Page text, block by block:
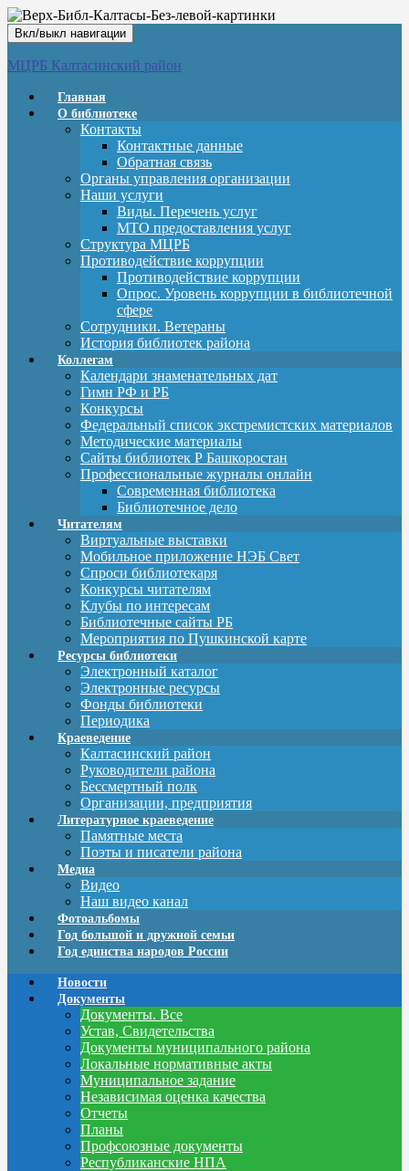
Вкл/выкл навигации
МЦРБ Калтасинский район
Главная
О библиотеке
Контакты
Контактные данные
Обратная связь
Органы управления организации
Наши услуги
Виды. Перечень услуг
МТО предоставления услуг
Структура МЦРБ
Противодействие коррупции
Противодействие коррупции
Опрос. Уровень коррупции в библиотечной
сфере
Сотрудники. Ветераны
История библиотек района
Коллегам
Календари знаменательных дат
Гимн РФ и РБ
Конкурсы
Федеральный список экстремистских материалов
Методические материалы
Сайты библиотек Р Башкоростан
Профессиональные журналы онлайн
Современная библиотека
Библиотечное дело
Читателям
Виртуальные выставки
Мобильное приложение НЭБ Свет
Спроси библиотекаря
Конкурсы читателям
Клубы по интересам
Библиотечные сайты РБ
Мероприятия по Пушкинской карте
Ресурсы библиотеки
Электронный каталог
Электронные ресурсы
Фонды библиотеки
Периодика
Краеведение
Калтасинский район
Руководители района
Бессмертный полк
Организации, предприятия
Литературное краеведение
Памятные места
Поэты и писатели района
Медиа
Видео
Наш видео канал
Фотоальбомы
Год большой и дружной семьи
Год единства народов России
Новости
Документы
Документы. Все
Устав, Свидетельства
Документы муниципального района
Локальные нормативные акты
Муниципальное задание
Независимая оценка качества
Отчеты
Планы
Профсоюзные документы
Республиканские НПА